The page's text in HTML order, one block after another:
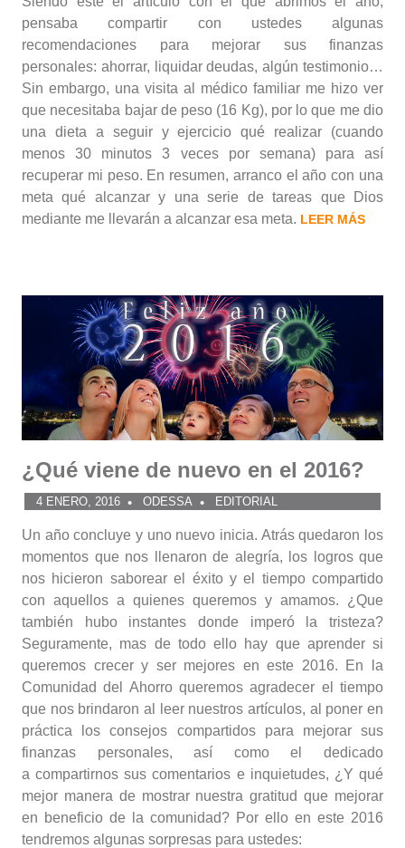
pensaba compartir con ustedes algunas
recomendaciones para mejorar sus finanzas
personales: ahorrar, liquidar deudas, algún testimonio…
Sin embargo, una visita al médico familiar me hizo ver
que necesitaba bajar de peso (16 Kg), por lo que me dio
una dieta a seguir y ejercicio qué realizar (cuando
menos 30 minutos 3 veces por semana) para así
recuperar mi peso. En resumen, arranco el año con una
meta qué alcanzar y una serie de tareas que Dios
mediante me llevarán a alcanzar esa meta. LEER MÁS
¿Qué viene de nuevo en el 2016?
4 ENERO, 2016 ODESSA EDITORIAL
Un año concluye y uno nuevo inicia. Atrás quedaron los
momentos que nos llenaron de alegría, los logros que
nos hicieron saborear el éxito y el tiempo compartido
con aquellos a quienes queremos y amamos. ¿Que
también hubo instantes donde imperó la tristeza?
Seguramente, mas de todo ello hay que aprender si
queremos crecer y ser mejores en este 2016. En la
Comunidad del Ahorro queremos agradecer el tiempo
que nos brindaron al leer nuestros artículos, al poner en
práctica los consejos compartidos para mejorar sus
finanzas personales, así como el dedicado
a compartirnos sus comentarios e inquietudes, ¿Y qué
mejor manera de mostrar nuestra gratitud que mejorar
en beneficio de la comunidad? Por ello en este 2016
tendremos algunas sorpresas para ustedes: